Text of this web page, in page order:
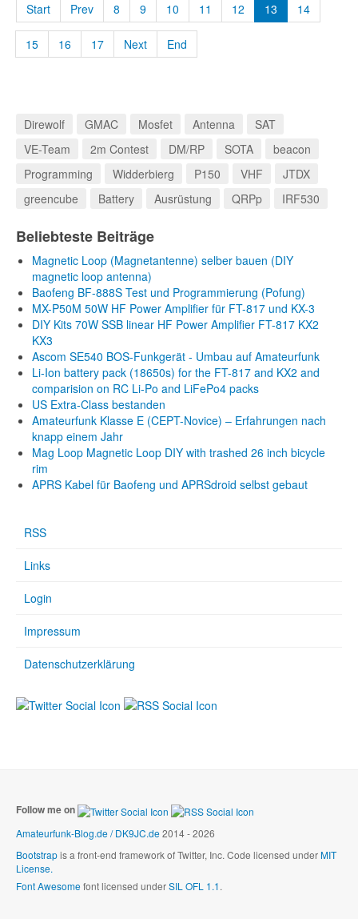
Start Prev 8 9 10 11 12 13 14
15 16 17 Next End
Direwolf GMAC Mosfet Antenna
SAT
VE-Team
2m Contest DM/RP SOTA
beacon
Programming
Widderbierg P150 VHF
JTDX
greencube
Battery Ausrüstung QRPp IRF530
Beliebteste Beiträge
Magnetic Loop (Magnetantenne) selber bauen (DIY
magnetic loop antenna)
Baofeng BF-888S Test und Programmierung (Pofung)
MX-P50M 50W HF Power Amplifier für FT-817 und KX-3
DIY Kits 70W SSB linear HF Power Amplifier FT-817 KX2
KX3
Ascom SE540 BOS-Funkgerät - Umbau auf Amateurfunk
Li-Ion battery pack (18650s) for the FT-817 and KX2 and
comparision on RC Li-Po and LiFePo4 packs
US Extra-Class bestanden
Amateurfunk Klasse E (CEPT-Novice) – Erfahrungen nach
knapp einem Jahr
Mag Loop Magnetic Loop DIY with trashed 26 inch bicycle
rim
APRS Kabel für Baofeng und APRSdroid selbst gebaut
RSS
Links
Login
Impressum
Datenschutzerklärung
Follow me on
Amateurfunk-Blog.de / DK9JC.de2014 - 2026
Bootstrapis a front-end framework of Twitter, Inc. Code licensed underMIT
License.
Font Awesomefont licensed underSIL OFL 1.1.